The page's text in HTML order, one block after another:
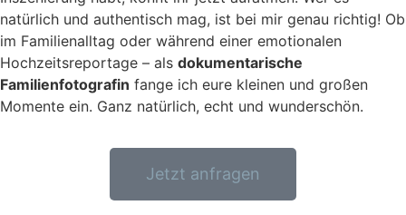
natürlich und authentisch mag, ist bei mir genau richtig! Ob
im Familienalltag oder während einer emotionalen
Hochzeitsreportage – als dokumentarische
Familienfotografin fange ich eure kleinen und großen
Momente ein. Ganz natürlich, echt und wunderschön.
Jetzt anfragen